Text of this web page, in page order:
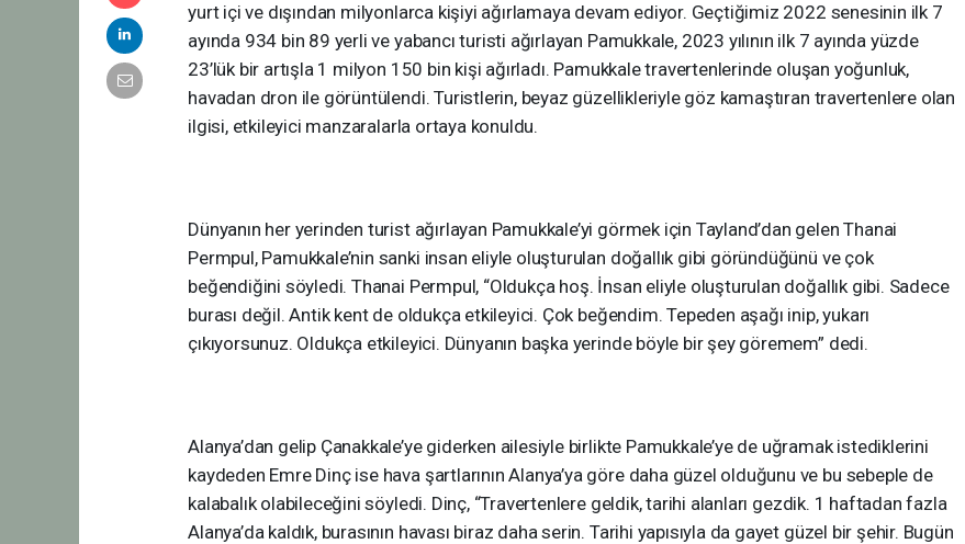
yurt içi ve dışından milyonlarca kişiyi ağırlamaya devam ediyor. Geçtiğimiz 2022 senesinin ilk 7
ayında 934 bin 89 yerli ve yabancı turisti ağırlayan Pamukkale, 2023 yılının ilk 7 ayında yüzde
23’lük bir artışla 1 milyon 150 bin kişi ağırladı. Pamukkale travertenlerinde oluşan yoğunluk,
havadan dron ile görüntülendi. Turistlerin, beyaz güzellikleriyle göz kamaştıran travertenlere olan
ilgisi, etkileyici manzaralarla ortaya konuldu.
Dünyanın her yerinden turist ağırlayan Pamukkale’yi görmek için Tayland’dan gelen Thanai
Permpul, Pamukkale’nin sanki insan eliyle oluşturulan doğallık gibi göründüğünü ve çok
beğendiğini söyledi. Thanai Permpul, “Oldukça hoş. İnsan eliyle oluşturulan doğallık gibi. Sadece
burası değil. Antik kent de oldukça etkileyici. Çok beğendim. Tepeden aşağı inip, yukarı
çıkıyorsunuz. Oldukça etkileyici. Dünyanın başka yerinde böyle bir şey göremem” dedi.
Alanya’dan gelip Çanakkale’ye giderken ailesiyle birlikte Pamukkale’ye de uğramak istediklerini
kaydeden Emre Dinç ise hava şartlarının Alanya’ya göre daha güzel olduğunu ve bu sebeple de
kalabalık olabileceğini söyledi. Dinç, “Travertenlere geldik, tarihi alanları gezdik. 1 haftadan fazla
Alanya’da kaldık, burasının havası biraz daha serin. Tarihi yapısıyla da gayet güzel bir şehir. Bugün